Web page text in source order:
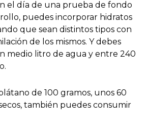
el día de una prueba de fondo
puedes incorporar hidratos
que sean distintos tipos con
de los mismos. Y debes
medio litro de agua y entre 240
de 100 gramos, unos 60
también puedes consumir